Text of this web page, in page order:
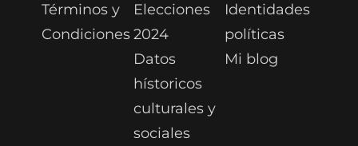
Términos y
Condiciones
Elecciones
2024
Datos
hístoricos
culturales y
sociales
Identidades
políticas
Mi blog